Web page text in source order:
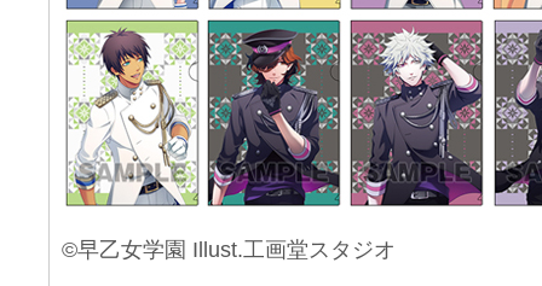
©早乙女学園 Illust.工画堂スタジオ